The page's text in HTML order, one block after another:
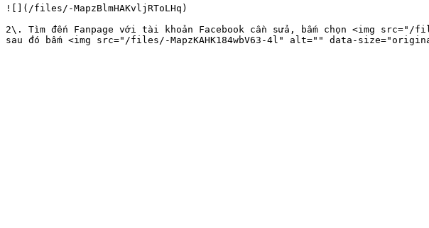
![](/files/-MapzBlmHAKvljRToLHq)
2\. Tìm đến Fanpage với tài khoản Facebook cần sửa, bấm chọn <img